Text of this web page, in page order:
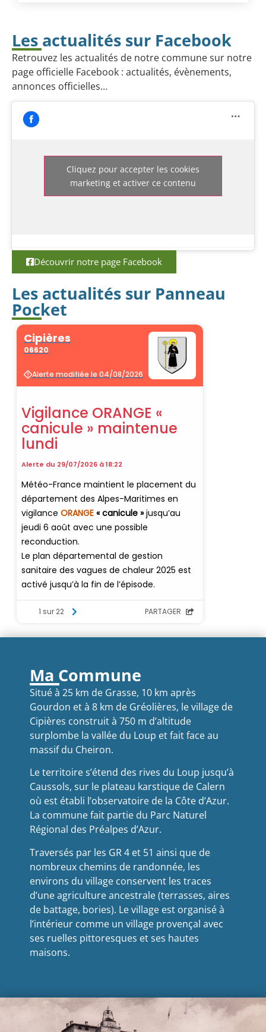
Les actualités sur Facebook
Retrouvez les actualités de notre commune sur notre
page officielle Facebook : actualités, évènements,
annonces officielles…
Cliquez pour accepter les cookies
marketing et activer ce contenu
Découvrir notre page Facebook
Les actualités sur Panneau
Pocket
Ma Commune
Situé à 25 km de Grasse, 10 km après
Gourdon et à 8 km de Gréolières, le village de
Cipières construit à 750 m d’altitude
surplombe la vallée du Loup et fait face au
massif du Cheiron.
Le territoire s’étend des rives du Loup jusqu’à
Caussols, sur le plateau karstique de Calern
où est établi l’observatoire de la Côte d’Azur.
La commune fait partie du Parc Naturel
Régional des Préalpes d’Azur.
Traversés par les GR 4 et 51 ainsi que de
nombreux chemins de randonnée, les
environs du village conservent les traces
d’une agriculture ancestrale (terrasses, aires
de battage, bories). Le village est organisé à
l’intérieur comme un village provençal avec
ses ruelles pittoresques et ses hautes
maisons.